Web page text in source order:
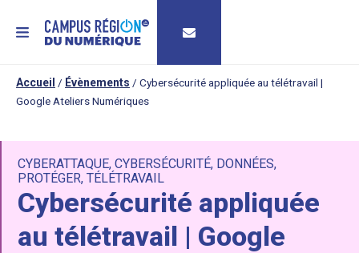
MENU
Accueil / Évènements / Cybersécurité appliquée au télétravail |
Google Ateliers Numériques
CYBERATTAQUE, CYBERSÉCURITÉ, DONNÉES,
PROTÉGER, TÉLÉTRAVAIL
Cybersécurité appliquée
au télétravail | Google